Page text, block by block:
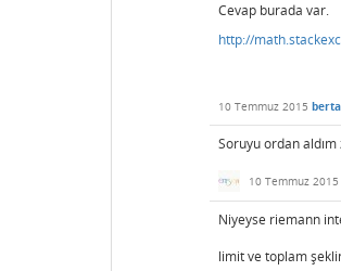
Cevap burada var.
http://
10 Temmuz 2015
Soruyu ordan aldım
10 Temmuz 2015
Niyeyse riemann
limit ve toplam